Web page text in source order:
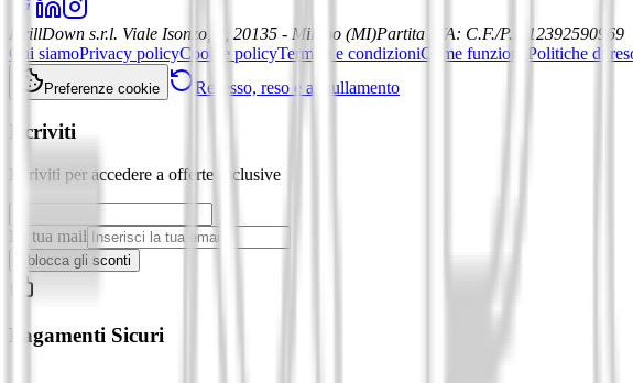
DrillDown s.r.l. Viale Isonzo, 8, 20135 - Milano (MI)Partita IVA: C.F./P.I. 12392590969
Chi siamoPrivacy policyCookie policyTermini e condizioniCome funziona Politiche di
Preferenze cookie Recesso, reso e annullamento
Iscriviti
Iscriviti per accedere a offerte esclusive
La tua mail
Sblocca gli sconti
Pagamenti Sicuri